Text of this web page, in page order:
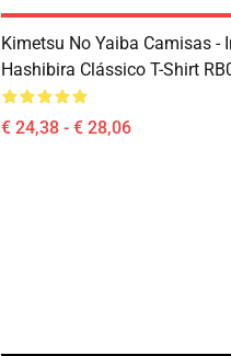
Kimetsu No Yaiba Camisas -
Hashibira Clássico T-Shirt
€ 24,38 - € 28,06